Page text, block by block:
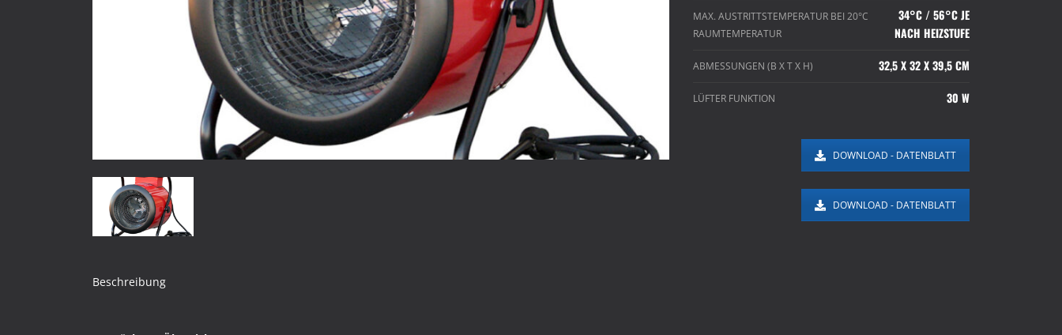
Beschreibung
MAX. AUSTRITTSTEMPERATUR BEI 20°C
RAUMTEMPERATUR
34°C / 56°C JE
NACH HEIZSTUFE
ABMESSUNGEN (B X T X H) 32,5 X 32 X 39,5 CM
LÜFTER FUNKTION 30 W
DOWNLOAD - DATENBLATT
DOWNLOAD - DATENBLATT